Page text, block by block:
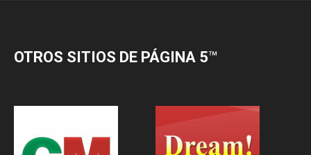
OTROS SITIOS DE PÁGINA 5™